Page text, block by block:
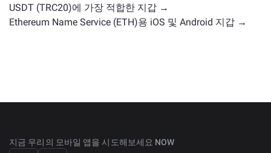
USDT (TRC20)에 가장 적합한 지갑 →
Ethereum Name Service (ETH)용 iOS 및 Android 지갑 →
지금 우리의 모바일 앱을 시도해보세요 NOW